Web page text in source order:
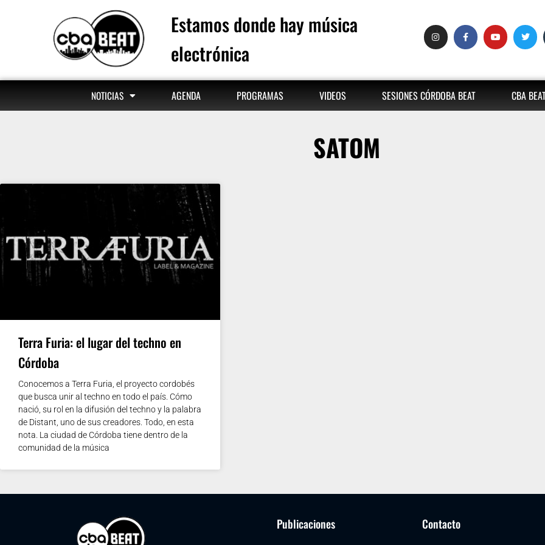
Estamos donde hay música
electrónica
NOTICIAS AGENDA PROGRAMAS VIDEOS SESIONES CÓRDOBA BEAT CBA
SATOM
Terra Furia: el lugar del techno en
Córdoba
Conocemos a Terra Furia, el proyecto cordobés
que busca unir al techno en todo el país. Cómo
nació, su rol en la difusión del techno y la palabra
de Distant, uno de sus creadores. Todo, en esta
nota. La ciudad de Córdoba tiene dentro de la
comunidad de la música
Publicaciones
Contacto